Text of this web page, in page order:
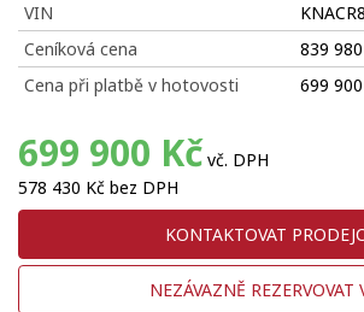
VIN
Ceníková cena
839
Cena při platbě v hotovosti
699
699 900 Kč vč. DPH
578 430 Kč bez DPH
KONTAKTOVAT
NEZÁVAZNĚ REZERVOVAT